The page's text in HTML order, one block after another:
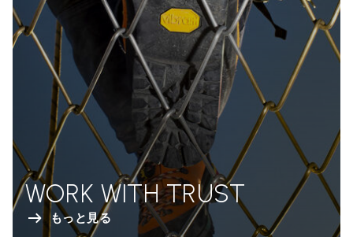
WORK WITH TRUST
もっと見る